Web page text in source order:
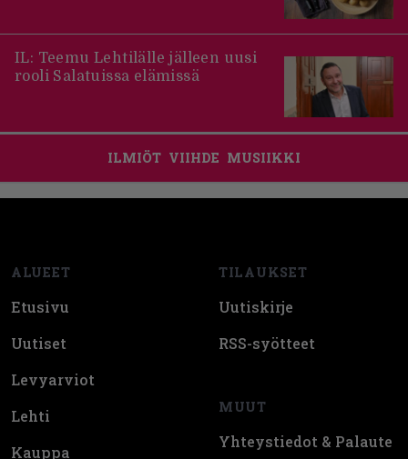
IL: Teemu Lehtilälle jälleen uusi
rooli Salatuissa elämissä
ILMIÖT VIIHDE MUSIIKKI
ALUEET
Etusivu
Uutiset
Levyarviot
Lehti
Kauppa
TILAUKSET
Uutiskirje
RSS-syötteet
MUUT
Yhteystiedot & Palaute